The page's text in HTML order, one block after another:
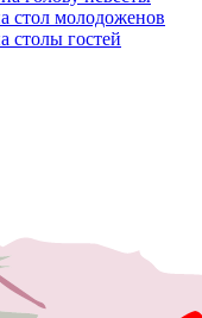
стол молодоженов
столы гостей